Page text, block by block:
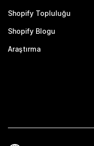
Shopify Topluluğu
Shopify Blogu
Araştırma